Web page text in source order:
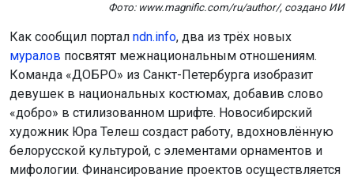
Фото: www.magnific.com/ru/author/, создано ИИ
Как сообщил портал ndn.info, два из трёх новых
муралов посвятят межнациональным отношениям.
Команда «ДОБРО» из Санкт-Петербурга изобразит
девушек в национальных костюмах, добавив слово
«добро» в стилизованном шрифте. Новосибирский
художник Юра Телеш создаст работу, вдохновлённую
белорусской культурой, с элементами орнаментов и
мифологии. Финансирование проектов осуществляется